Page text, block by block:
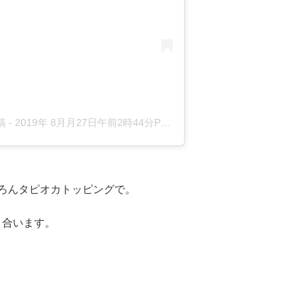
- 2019年 8月月27日午前2時44分PDT
タピオカトッピングで。
います。